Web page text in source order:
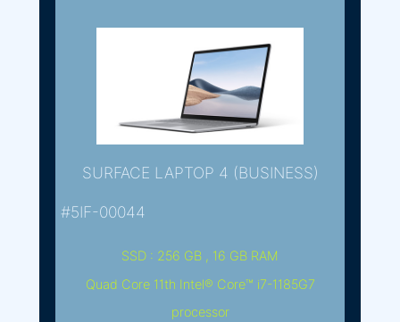
SURFACE LAPTOP 4 (BUSINESS)
#5IF-00044
SSD : 256 GB , 16 GB RAM
Quad Core 11th Intel® Core™ i7-1185G7
processor